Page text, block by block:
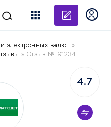
электронных валют»
» Отзыв № 91234
4.7